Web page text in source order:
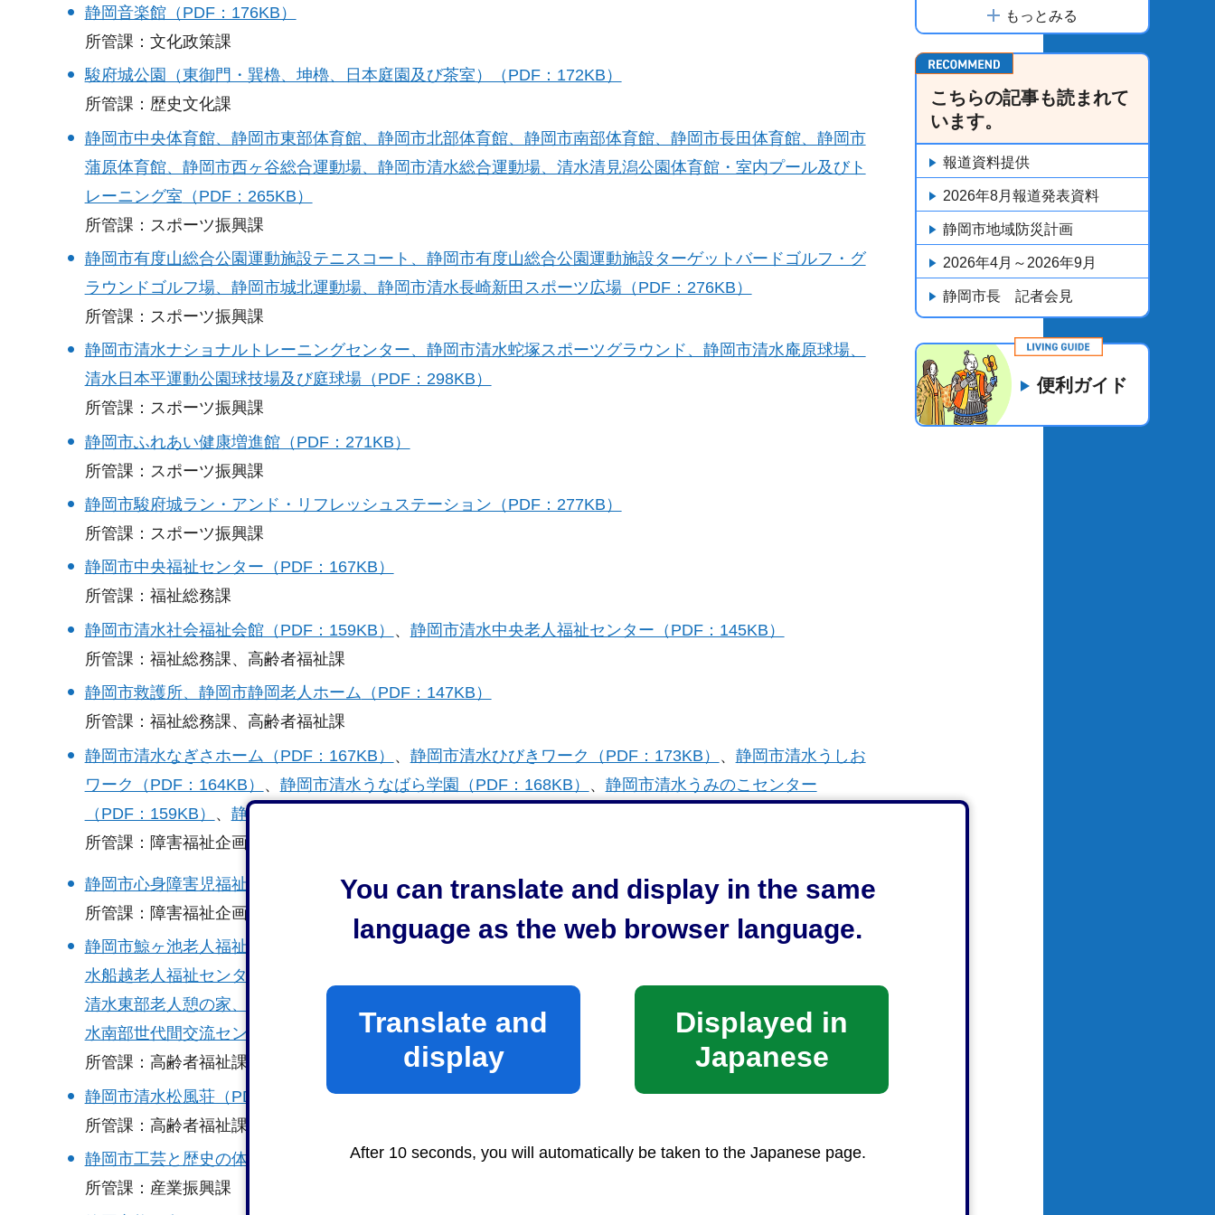
You can translate and display in the same
language as the web browser language.
Translate and
display
Displayed in
Japanese
After 10 seconds, you will automatically be taken to the Japanese page.
静岡音楽館（PDF：176KB）
​​​​​​​所管課：文化政策課
駿府城公園（東御門・巽櫓、坤櫓、日本庭園及び茶室）（PDF：172KB）
​​​​​​​所管課：歴史文化課
静岡市中央体育館、静岡市東部体育館、静岡市北部体育館、静岡市南部体育館、静岡市長田体育館、静岡市
蒲原体育館、静岡市西ヶ谷総合運動場、静岡市清水総合運動場、清水清見潟公園体育館・室内プール及びト
レーニング室 （PDF：265KB）
​​​​​​​所管課：スポーツ振興課
静岡市有度山総合公園運動施設テニスコート、静岡市有度山総合公園運動施設ターゲットバードゴルフ・グ
ラウンドゴルフ場、静岡市城北運動場、静岡市清水長崎新田スポーツ広場（PDF：276KB）
​​​​​​​所管課：スポーツ振興課
静岡市清水ナショナルトレーニングセンター、静岡市清水蛇塚スポーツグラウンド、静岡市清水庵原球場、
清水日本平運動公園球技場及び庭球場（PDF：298KB）
​​​​​​​所管課：スポーツ振興課
静岡市ふれあい健康増進館（PDF：271KB）
​​​​​​​所管課：スポーツ振興課
静岡市駿府城ラン・アンド・リフレッシュステーション（PDF：277KB）
​​​​​​​所管課：スポーツ振興課
静岡市中央福祉センター（PDF：167KB）
​​​​​​​所管課：福祉総務課
静岡市清水社会福祉会館（PDF：159KB）
、 静岡市清水中央老人福祉センター（PDF：145KB）
所管課：福祉総務課、高齢者福祉課
静岡市救護所、静岡市静岡老人ホーム （PDF：147KB）
​​​​​​​所管課：福祉総務課、高齢者福祉課
静岡市清水なぎさホーム（PDF：167KB）
、 静岡市清水ひびきワーク（PDF：173KB） 、 静岡市清水うしお
ワーク（PDF：164KB）
、 静岡市清水うなばら学園（PDF：168KB） 、 静岡市清水うみのこセンター
（PDF：159KB）
、 静岡市清水みなとふれあいセンター（PDF：158KB）
​​​​​​​所管課：障害福祉企画課
静岡市心身障害児福祉センター「いこいの家」（PDF：175KB）
所管課：障害福祉企画課
静岡市鯨ヶ池老人福祉センター、静岡市長尾川老人福祉センター、静岡市用宗老人福祉センター、静岡市清
水船越老人福祉センター、静岡市清水折戸老人福祉センター、羽衣荘静岡市蒲原老人福祉センター、静岡市
清水東部老人憩の家、静岡市清水老人憩の家清開きらく荘、静岡市清水北部世代間交流センター、静岡市清
水南部世代間交流センター、静岡市由比世代間交流センター（PDF：152KB）
所管課：高齢者福祉課
静岡市清水松風荘（PDF：149KB）
所管課：高齢者福祉課
静岡市工芸と歴史の体験施設「駿府匠宿」（PDF：191KB）
所管課：産業振興課
もっとみる
こちらの記事も読まれて
います。
報道資料提供
2026年8月報道発表資料
静岡市地域防災計画
2026年4月～2026年9月
静岡市長 記者会見
便利ガイド